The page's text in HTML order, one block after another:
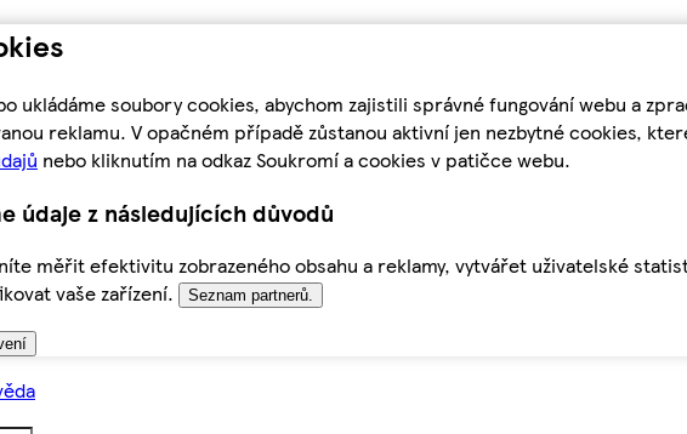
ukládáme soubory cookies, abychom zajistili správné fungování webu a
reklamu. V opačném případě zůstanou aktivní jen nezbytné cookies,
nebo kliknutím na odkaz Soukromí a cookies v patičce webu.
údaje z následujících důvodů
měřit efektivitu zobrazeného obsahu a reklamy, vytvářet uživatelské
vaše zařízení.
Seznam partnerů.